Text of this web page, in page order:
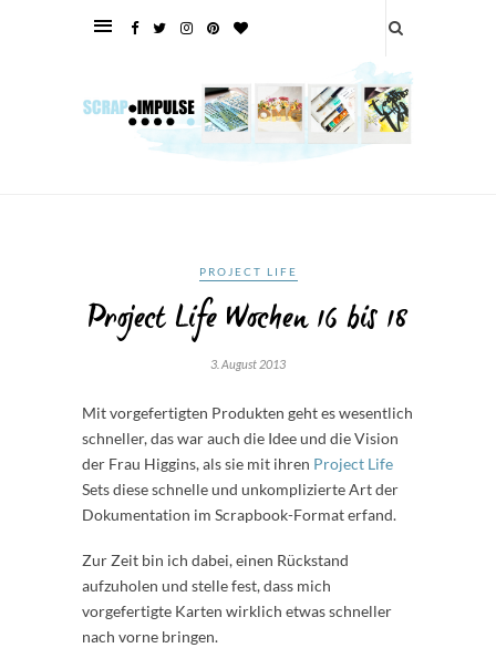
PROJECT LIFE
Project Life Wochen 16 bis 18
3. August 2013
Mit vorgefertigten Produkten geht es wesentlich
schneller, das war auch die Idee und die Vision
der Frau Higgins, als sie mit ihren Project Life
Sets diese schnelle und unkomplizierte Art der
Dokumentation im Scrapbook-Format erfand.
Zur Zeit bin ich dabei, einen Rückstand
aufzuholen und stelle fest, dass mich
vorgefertigte Karten wirklich etwas schneller
nach vorne bringen.